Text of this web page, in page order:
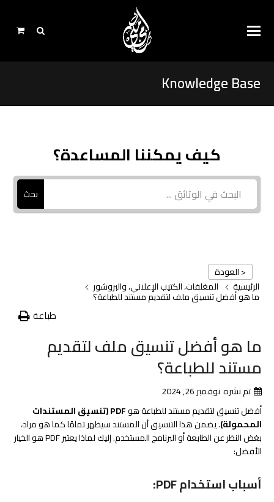
Knowledge Base
كيف يمكننا المساعدة؟
بحث
< العودة
الرئيسية
المغلفات، الكتيب الإعلاني، والبروشور
ما هو أفضل تنسيق ملف لتقديم مستند للطباعة؟
طباعة
ما هو أفضل تنسيق ملف لتقديم
مستند للطباعة؟
تم نشره نوفمبر 26, 2024
أفضل تنسيق لتقديم مستند للطباعة هو
PDF (تنسيق المستندات
المحمولة). يضمن هذا التنسيق أن المستند سيظهر تمامًا كما هو مراد،
بغض النظر عن الطابعة أو البرنامج المستخدم. إليك لماذا يعتبر PDF هو الخيار
الأفضل:
أسباب استخدام PDF: